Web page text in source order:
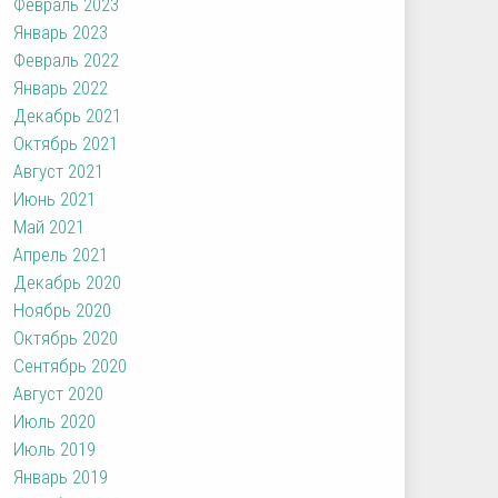
Январь 2023
Февраль 2022
Январь 2022
Декабрь 2021
Октябрь 2021
Август 2021
Июнь 2021
Май 2021
Апрель 2021
Декабрь 2020
Ноябрь 2020
Октябрь 2020
Сентябрь 2020
Август 2020
Июль 2020
Июль 2019
Январь 2019